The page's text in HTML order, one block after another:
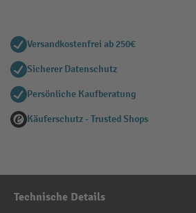
Versandkostenfrei ab 250€
Sicherer Datenschutz
Persönliche Kaufberatung
Käuferschutz - Trusted Shops
Technische Details